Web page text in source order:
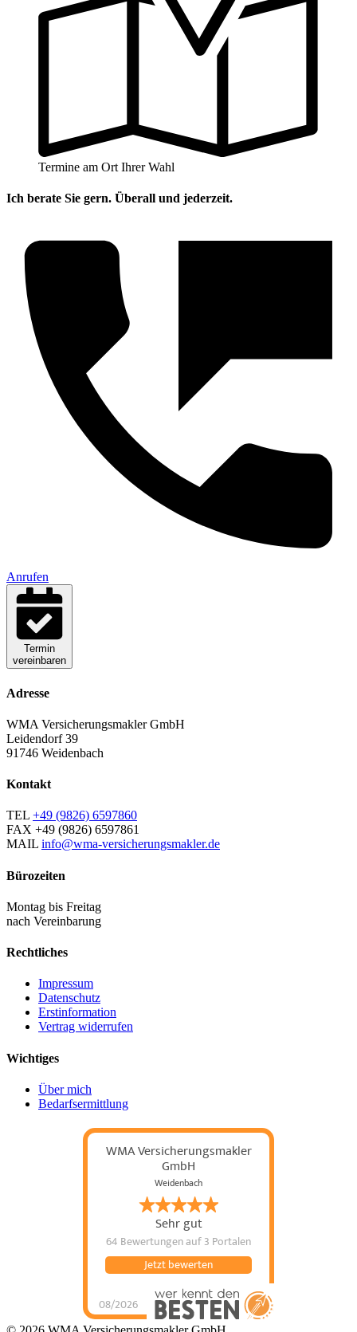
Termine am Ort Ihrer Wahl
Ich berate Sie gern. Überall und jederzeit.
Anrufen
Termin
vereinbaren
Adresse
WMA Versicherungsmakler GmbH
Leidendorf 39
91746 Weidenbach
Kontakt
TEL +49 (9826) 6597860
FAX +49 (9826) 6597861
MAIL info@wma-versicherungsmakler.de
Bürozeiten
Montag bis Freitag
nach Vereinbarung
Rechtliches
Impressum
Datenschutz
Erstinformation
Vertrag widerrufen
Wichtiges
Über mich
Bedarfsermittlung
WMA Versicherungsmakler
GmbH
Weidenbach
Sehr gut
64 Bewertungenauf 3 Portalen
08/2026
Jetzt bewerten
WMA
Versicherungsmakler